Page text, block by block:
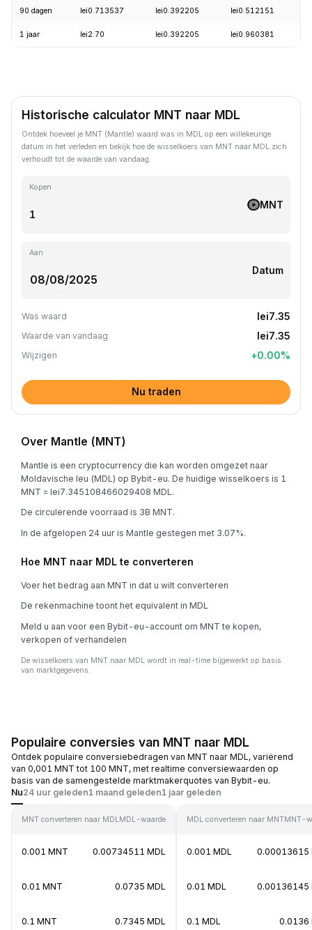
90 dagen lei0.713537 lei0.392205 lei0.512151
1 jaar lei2.70 lei0.392205 lei0.960381
Historische calculator MNT naar MDL
Ontdek hoeveel je MNT (Mantle) waard was in MDL op een willekeurige
datum in het verleden en bekijk hoe de wisselkoers van MNT naar MDL zich
verhoudt tot de waarde van vandaag.
Kopen
MNT
Aan
Datum
Was waard lei7.35
Waarde van vandaag lei7.35
Wijzigen +0.00%
Nu traden
Over Mantle (MNT)
Mantle is een cryptocurrency die kan worden omgezet naar
Moldavische leu (MDL) op Bybit-eu. De huidige wisselkoers is 1
MNT = lei7.345108466029408 MDL.
De circulerende voorraad is 3B MNT.
In de afgelopen 24 uur is Mantle gestegen met 3.07%.
Hoe MNT naar MDL te converteren
Voer het bedrag aan MNT in dat u wilt converteren
De rekenmachine toont het equivalent in MDL
Meld u aan voor een Bybit-eu-account om MNT te kopen,
verkopen of verhandelen
De wisselkoers van MNT naar MDL wordt in real-time bijgewerkt op basis
van marktgegevens.
Populaire conversies van MNT naar MDL
Ontdek populaire conversiebedragen van MNT naar MDL, variërend
van 0,001 MNT tot 100 MNT, met realtime conversiewaarden op
basis van de samengestelde marktmakerquotes van Bybit-eu.
Nu24 uur geleden1 maand geleden1 jaar geleden
MNT converteren naar MDL MDL-waarde
0.001 MNT 0.00734511 MDL
0.01 MNT 0.0735 MDL
0.1 MNT 0.7345 MDL
MDL converteren naar MNTMNT-
0.001 MDL 0.00013615
0.01 MDL 0.00136145
0.1 MDL 0.0136